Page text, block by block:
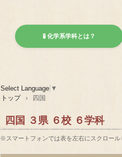
🧪 化学系学科とは？
Select Language ▼
トップ
› 四国
四国 ３県 ６校 ６学科
※スマートフォンでは表を左右にスクロール